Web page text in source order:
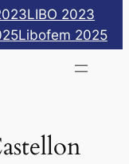
LIBO 2023
Libofem 2025